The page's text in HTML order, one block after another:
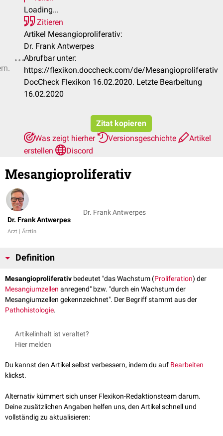
Loading...
Zitieren
Artikel Mesangioproliferativ:
Dr. Frank Antwerpes
Abrufbar unter:
https://flexikon.doccheck.com/de/Mesangioproliferativ
DocCheck Flexikon 16.02.2020. Letzte Bearbeitung
16.02.2020
Zitat kopieren
Was zeigt hierher
Versionsgeschichte
Artikel
erstellen
Discord
Mesangioproliferativ
Dr. Frank Antwerpes
Arzt | Ärztin
Dr. Frank Antwerpes
Definition
Mesangioproliferativ bedeutet "das Wachstum (Proliferation) der
Mesangiumzellen anregend" bzw. "durch ein Wachstum der
Mesangiumzellen gekennzeichnet". Der Begriff stammt aus der
Pathohistologie.
Artikelinhalt ist veraltet?
Hier melden
Du kannst den Artikel selbst verbessern, indem du auf Bearbeiten
klickst.
Alternativ kümmert sich unser Flexikon-Redaktionsteam darum.
Deine zusätzlichen Angaben helfen uns, den Artikel schnell und
vollständig zu aktualisieren: